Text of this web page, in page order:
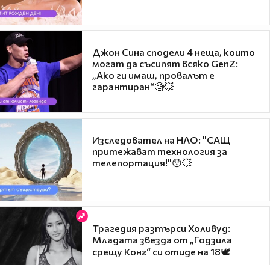
Джон Сина сподели 4 неща, които
могат да съсипят всяко GenZ:
„Ако ги имаш, провалът е
гарантиран“🧐💥
Изследовател на НЛО: "САЩ
притежават технология за
телепортация!"😯💥
Трагедия разтърси Холивуд:
Младата звезда от „Годзила
срещу Конг“ си отиде на 18🕊️